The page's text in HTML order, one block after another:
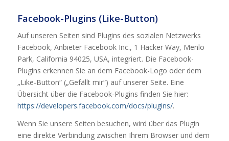
Facebook-Plugins (Like-Button)
Auf unseren Seiten sind Plugins des sozialen Netzwerks
Facebook, Anbieter Facebook Inc., 1 Hacker Way, Menlo
Park, California 94025, USA, integriert. Die Facebook-
Plugins erkennen Sie an dem Facebook-Logo oder dem
„Like-Button“ („Gefällt mir“) auf unserer Seite. Eine
Übersicht über die Facebook-Plugins finden Sie hier:
https://developers.facebook.com/docs/plugins/.
Wenn Sie unsere Seiten besuchen, wird über das Plugin
eine direkte Verbindung zwischen Ihrem Browser und dem